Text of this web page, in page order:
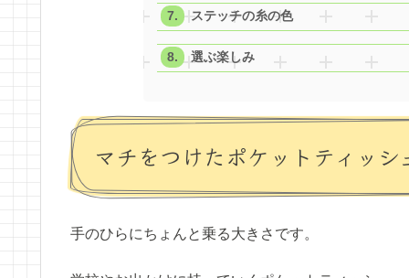
ステッチの糸の色
選ぶ楽しみ
マチをつけたポケットティッシ
手のひらにちょんと乗る大きさです。